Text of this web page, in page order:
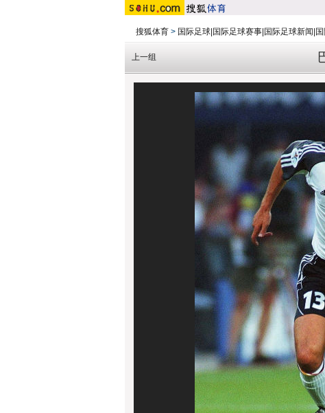
搜狐体育 > 国际足球|国际足球赛事|国际足球新闻|
上一组